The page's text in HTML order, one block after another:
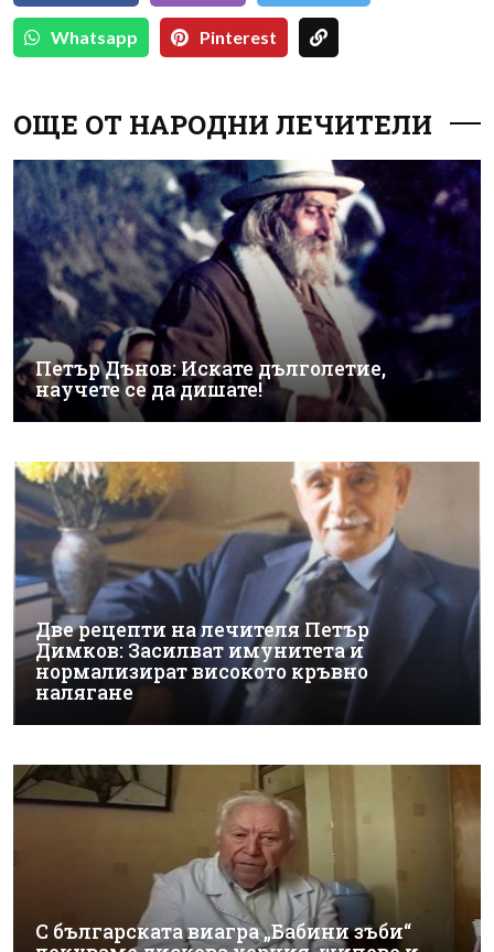
Whatsapp Pinterest
ОЩЕ ОТ НАРОДНИ ЛЕЧИТЕЛИ
Петър Дънов: Искате дълголетие,
научете се да дишате!
Две рецепти на лечителя Петър
Димков: Засилват имунитета и
нормализират високото кръвно
налягане
С българската виагра „Бабини зъби“